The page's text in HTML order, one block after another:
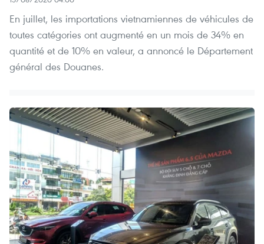
En juillet, les importations vietnamiennes de véhicules de
toutes catégories ont augmenté en un mois de 34% en
quantité et de 10% en valeur, a annoncé le Département
général des Douanes.